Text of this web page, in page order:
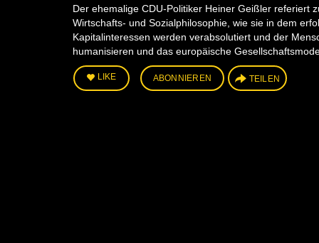
Der ehemalige CDU-Politiker Heiner Geißler referiert
Wirtschafts- und Sozialphilosophie, wie sie in dem
Kapitalinteressen werden verabsolutiert und der
humanisieren und das europäische
LIKE ABONNIEREN TEILEN